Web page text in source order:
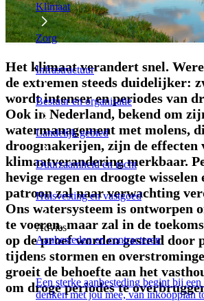
Klimaat
Zorg
Infrastructuur
Bestuur en organisatie
Landelijk gebied
Duurzaamheid en recht
Huisvesting en vastgoed
Advies
Aanbesteden en contracteren
Een sterke aanbesteding begint bij
denken met jou mee, van inkoopplan
Het klimaat verandert snel.
de extremen steeds duidelijker:
wordt intenser en periodes van
Ook in Nederland, bekend om
watermanagement met molens,
droogmakerijen, zijn de effecten
klimaatverandering merkbaar.
hevige regen en droogte
patroon zal naar verwachting
Ons watersysteem is ontworpen
te voeren, maar zal in de
op de proef worden gesteld door
tijdens stormen en
groeit de behoefte aan het
om droge periodes te